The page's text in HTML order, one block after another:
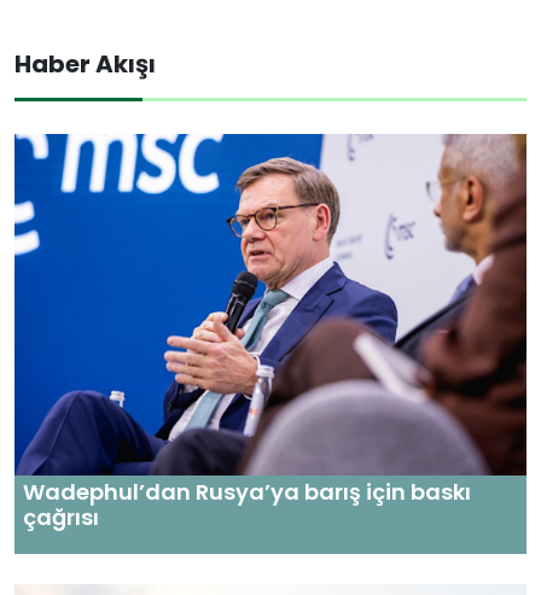
Haber Akışı
Wadephul’dan Rusya’ya barış için baskı
çağrısı